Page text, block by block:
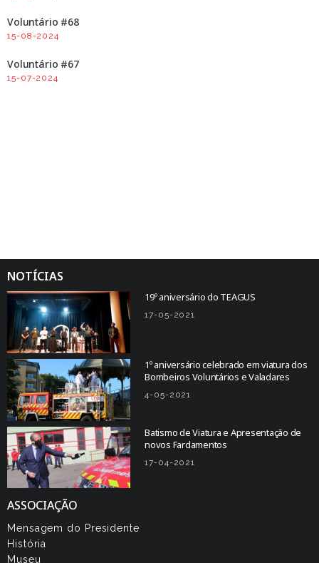
Voluntário #68
15-08-2024
Voluntário #67
15-07-2024
NOTÍCIAS
19º aniversário do TEAGUS
17-05-2021
1º aniversário celebrado em viatura dos
Bombeiros Voluntários e Valadares
4-05-2021
Batismo de Viatura e Apresentação de
novos Fardamentos
17-04-2021
ASSOCIAÇÃO
Mensagem do Presidente
História
Museu